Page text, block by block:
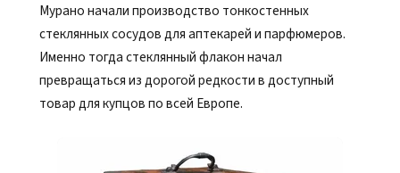
Мурано начали производство тонкостенных
стеклянных сосудов для аптекарей и парфюмеров.
Именно тогда стеклянный флакон начал
превращаться из дорогой редкости в доступный
товар для купцов по всей Европе.